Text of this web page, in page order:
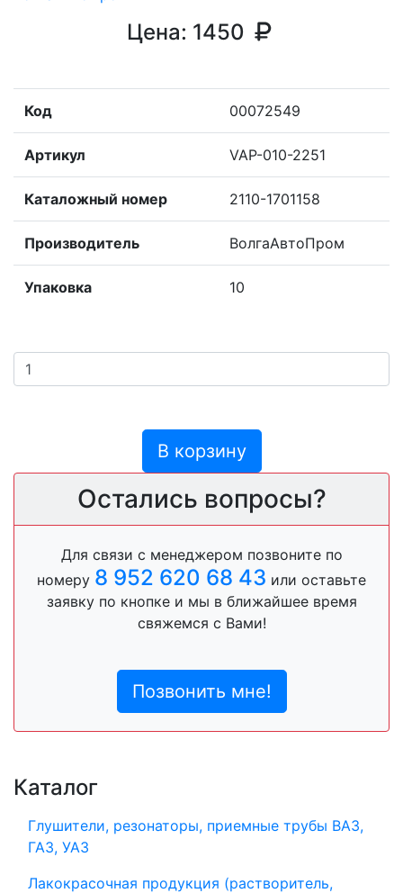
Цена: 1450
Код 00072549
Артикул VAP-010-2251
Каталожный номер 2110-1701158
Производитель ВолгаАвтоПром
Упаковка 10
В корзину
Остались вопросы?
Для связи с менеджером позвоните по
номеру 8 952 620 68 43 или оставьте
заявку по кнопке и мы в ближайшее время
свяжемся с Вами!
Позвонить мне!
Каталог
Глушители, резонаторы, приемные трубы ВАЗ,
ГАЗ, УАЗ
Лакокрасочная продукция (растворитель,